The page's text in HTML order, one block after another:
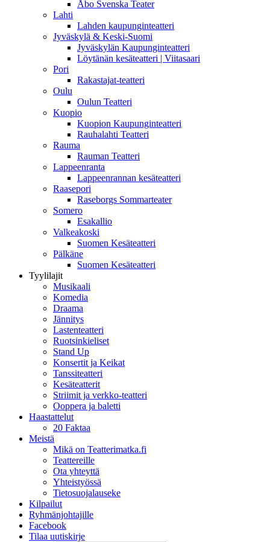
Åbo Svenska Teater
Lahti
Lahden kaupunginteatteri
Jyväskylä & Keski-Suomi
Jyväskylän Kaupunginteatteri
Löytänän kesäteatteri | Viitasaari
Pori
Rakastajat-teatteri
Oulu
Oulun Teatteri
Kuopio
Kuopion Kaupunginteatteri
Rauhalahti Teatteri
Rauma
Rauman Teatteri
Lappeenranta
Lappeenrannan kesäteatteri
Raasepori
Raseborgs Sommarteater
Somero
Esakallio
Valkeakoski
Suomen Kesäteatteri
Pälkäne
Suomen Kesäteatteri
Tyylilajit
Musikaali
Komedia
Draama
Jännitys
Lastenteatteri
Ruotsinkieliset
Stand Up
Konsertit ja Keikat
Tanssiteatteri
Kesäteatterit
Striimit ja verkko-teatteri
Ooppera ja baletti
Haastattelut
20 Faktaa
Meistä
Mikä on Teatterimatka.fi
Teattereille
Ota yhteyttä
Yhteistyössä
Tietosuojalauseke
Kilpailut
Ryhmänjohtajille
Facebook
Tilaa uutiskirje